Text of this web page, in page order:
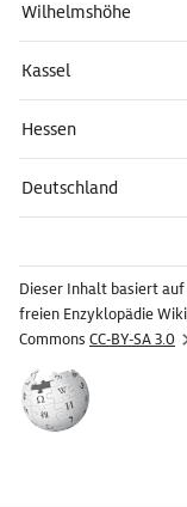
Wilhelmshöhe
Kassel
Hessen
Deutschland
Dieser Inhalt basiert
freien Enzyklopädie
Commons CC-BY-SA 3.0